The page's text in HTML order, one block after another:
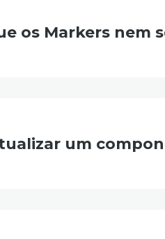
os Markers
um